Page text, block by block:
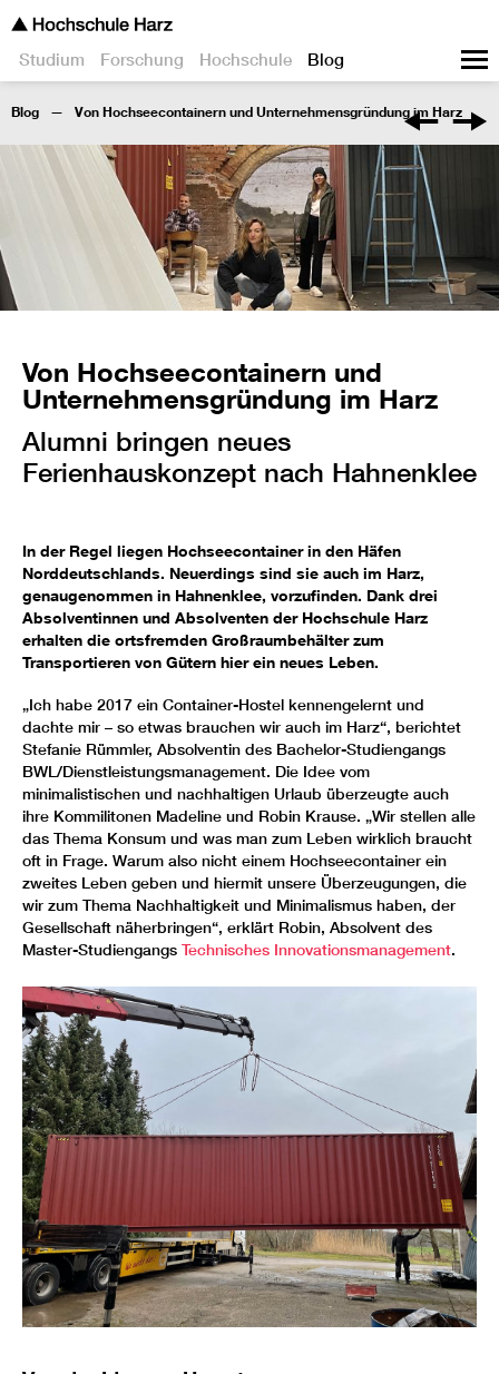
Studium Forschung Hochschule Blog
Blog Von Hochseecontainern und Unternehmensgründung im Harz
Von Hochseecontainern und
Unternehmensgründung im Harz
Alumni bringen neues
Ferienhauskonzept nach Hahnenklee
In der Regel liegen Hochseecontainer in den Häfen
Norddeutschlands. Neuerdings sind sie auch im Harz,
genaugenommen in Hahnenklee, vorzufinden. Dank drei
Absolventinnen und Absolventen der Hochschule Harz
erhalten die ortsfremden Großraumbehälter zum
Transportieren von Gütern hier ein neues Leben.
„Ich habe 2017 ein Container-Hostel kennengelernt und
dachte mir – so etwas brauchen wir auch im Harz“, berichtet
Stefanie Rümmler, Absolventin des Bachelor-Studiengangs
BWL/Dienstleistungsmanagement. Die Idee vom
minimalistischen und nachhaltigen Urlaub überzeugte auch
ihre Kommilitonen Madeline und Robin Krause. „Wir stellen alle
das Thema Konsum und was man zum Leben wirklich braucht
oft in Frage. Warum also nicht einem Hochseecontainer ein
zweites Leben geben und hiermit unsere Überzeugungen, die
wir zum Thema Nachhaltigkeit und Minimalismus haben, der
Gesellschaft näherbringen“, erklärt Robin, Absolvent des
Master-Studiengangs Technisches Innovationsmanagement.